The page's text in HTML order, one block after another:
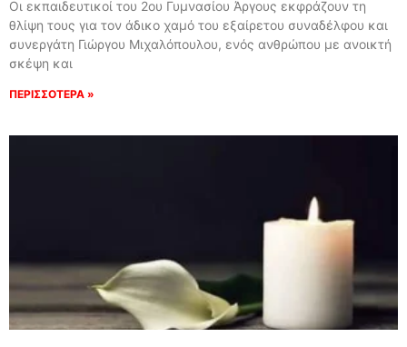
Οι εκπαιδευτικοί του 2ου Γυμνασίου Άργους εκφράζουν τη
θλίψη τους για τον άδικο χαμό του εξαίρετου συναδέλφου και
συνεργάτη Γιώργου Μιχαλόπουλου, ενός ανθρώπου με ανοικτή
σκέψη και
ΠΕΡΙΣΣΟΤΕΡΑ »